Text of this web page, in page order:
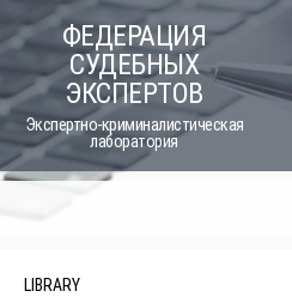
to
content
ФЕДЕРАЦИЯ
СУДЕБНЫХ
ЭКСПЕРТОВ
Экспертно-криминалистическая
лаборатория
LIBRARY